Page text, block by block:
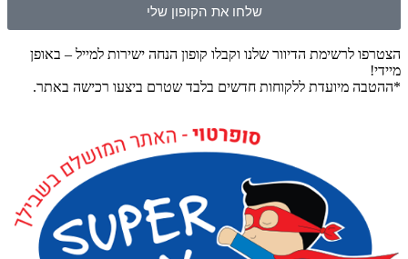
שלחו את הקופון שלי
הצטרפו לרשימת הדיוור שלנו וקבלו קופון הנחה ישירות למייל – באופן
מיידי!
*ההטבה מיועדת ללקוחות חדשים בלבד שטרם ביצעו רכישה באתר.